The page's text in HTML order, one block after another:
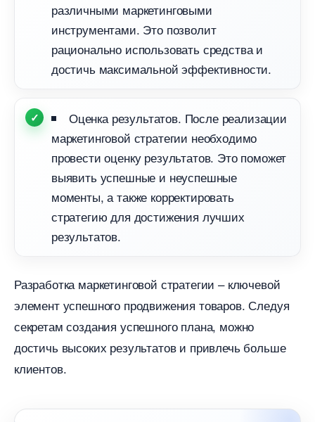
различными маркетинговыми
инструментами. Это позволит
рационально использовать средства и
достичь максимальной эффективности.
Оценка результатов. После реализации
маркетинговой стратегии необходимо
провести оценку результатов. Это поможет
ыявить успешные и неуспешные
моменты, а также корректировать
стратегию для достижения лучших
результатов.
Разработка маркетинговой стратегии – ключевой
элемент успешного продвижения товаров. Следуя
секретам создания успешного плана, можно
достичь высоких результатов и привлечь больше
клиентов.